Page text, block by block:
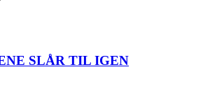
SLÅR TIL IGEN